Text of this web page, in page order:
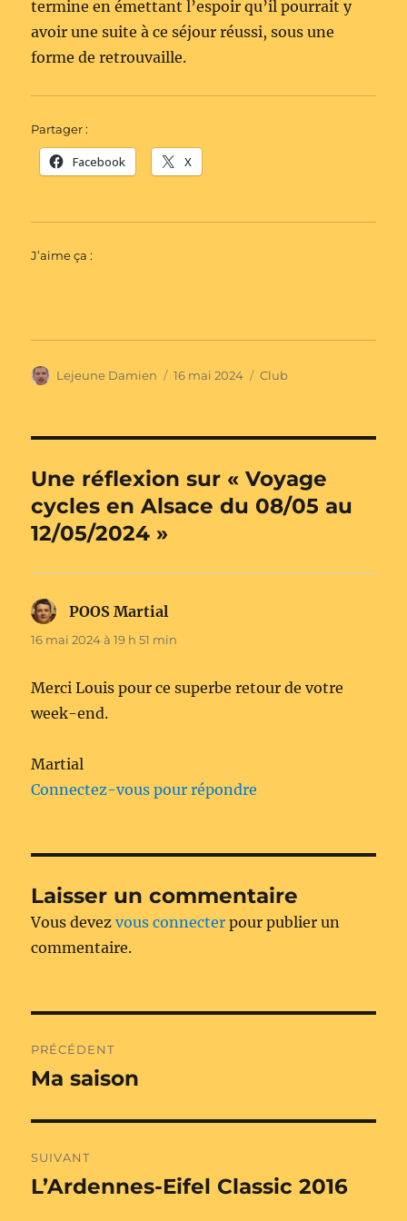
termine en émettant l’espoir qu’il pourrait y
avoir une suite à ce séjour réussi, sous une
forme de retrouvaille.
Partager :
Facebook X
J’aime ça :
Auteur
Lejeune Damien
Publié
16 mai 2024 Catégories
Club
Une réflexion sur « Voyage
cycles en Alsace du 08/05 au
12/05/2024 »
POOS Martial
16 mai 2024 à 19 h 51 min
Merci Louis pour ce superbe retour de votre
week-end.
Martial
Connectez-vous pour répondre
Laisser un commentaire
Vous devezvous connecter pour publier un
commentaire.
de
PRÉCÉDENT
Publication
Ma saison
SUIVANT
Publication
L’Ardennes-Eifel Classic 2016